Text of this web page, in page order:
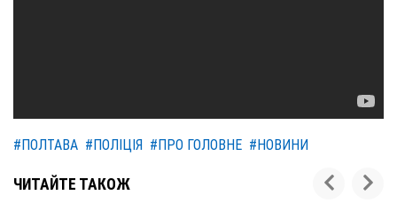
#ПОЛТАВА #ПОЛІЦІЯ #ПРО ГОЛОВНЕ #НОВИНИ
ЧИТАЙТЕ ТАКОЖ